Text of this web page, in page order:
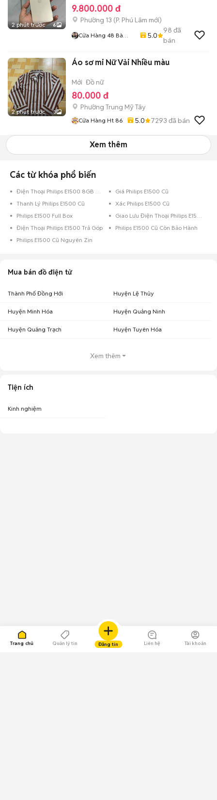
Trang chủ Quản lý tin Đăng tin Liên hệ Tài khoản
2 phút trước 6
9.800.000 đ
Phường 13 (P. Phú Lâm mới)
Cửa Hàng 48 Bà
5.0
98 đã
bán
2 phút trước 3
Áo sơ mi Nữ Vải Nhiều màu
Mới Đồ nữ
80.000 đ
Phường Trung Mỹ Tây
Cửa Hàng Ht 86 5.0 7293 đã bán
Xem thêm
Các từ khóa phổ biến
Điện Thoại Philips E1500 8GB Vàng
Giá Philips E1500 Cũ
Thanh Lý Philips E1500 Cũ
Xác Philips E1500 Cũ
Philips E1500 Full Box
Giao Lưu Điện Thoại Philips E1500
Điện Thoại Philips E1500 Trả Góp
Philips E1500 Cũ Còn Bảo Hành
Philips E1500 Cũ Nguyên Zin
Mua bán đồ điện tử
Thành Phố Đồng Hới Huyện Lệ Thủy
Huyện Minh Hóa Huyện Quảng Ninh
Huyện Quảng Trạch Huyện Tuyên Hóa
Xem thêm
Tiện ích
Kinh nghiệm